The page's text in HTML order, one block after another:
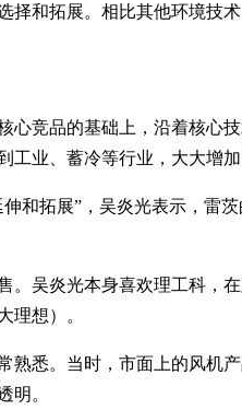
和拓展。相比其他环境技
竞品的基础上，沿着核心
业、蓄冷等行业，大大增加
和拓展”，吴炎光表示，雷
。吴炎光本身喜欢理工科，
理想）。
悉。当时，市面上的风机
明。